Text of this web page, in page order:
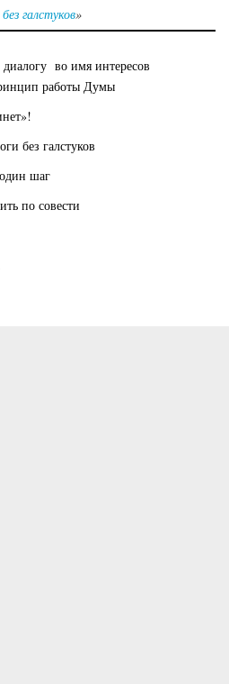
галстуков»
диалогу во имя интересов
работы Думы
без галстуков
шаг
по совести